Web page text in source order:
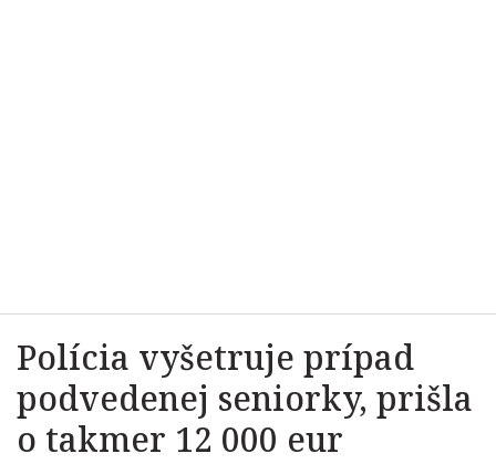
Polícia vyšetruje prípad
podvedenej seniorky, prišla
o takmer 12 000 eur